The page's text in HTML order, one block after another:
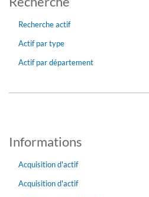
Recherche actif
Actif par type
Actif par département
Informations
Acquisition d'actif
Acquisition d'actif